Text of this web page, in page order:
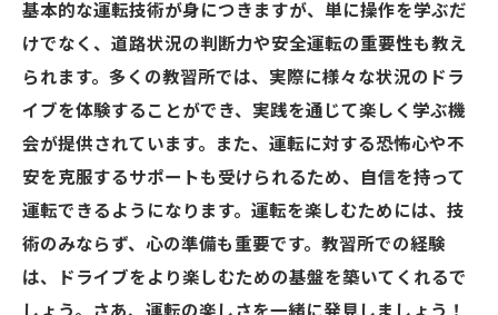
基本的な運転技術が身につきますが、単に操作を学ぶだ
けでなく、道路状況の判断力や安全運転の重要性も教え
られます。多くの教習所では、実際に様々な状況のドラ
イブを体験することができ、実践を通じて楽しく学ぶ機
会が提供されています。また、運転に対する恐怖心や不
安を克服するサポートも受けられるため、自信を持って
運転できるようになります。運転を楽しむためには、技
術のみならず、心の準備も重要です。教習所での経験
は、ドライブをより楽しむための基盤を築いてくれるで